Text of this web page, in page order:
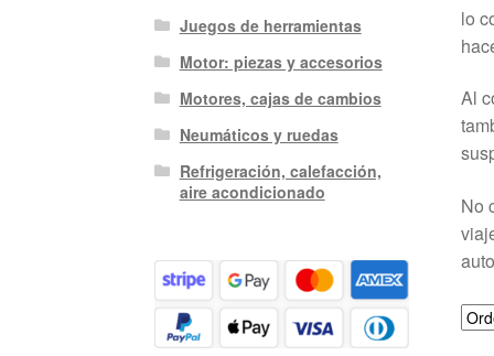
lo
Al
No
Juegos de herramientas
Motor: piezas y accesorios
Motores, cajas de cambios
Neumáticos y ruedas
Refrigeración, calefacción,
aire acondicionado